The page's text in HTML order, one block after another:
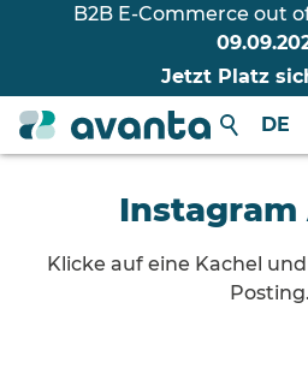
B2B E-Commerce out
Jetzt Platz
DE
Klicke auf eine Kachel
Posting.